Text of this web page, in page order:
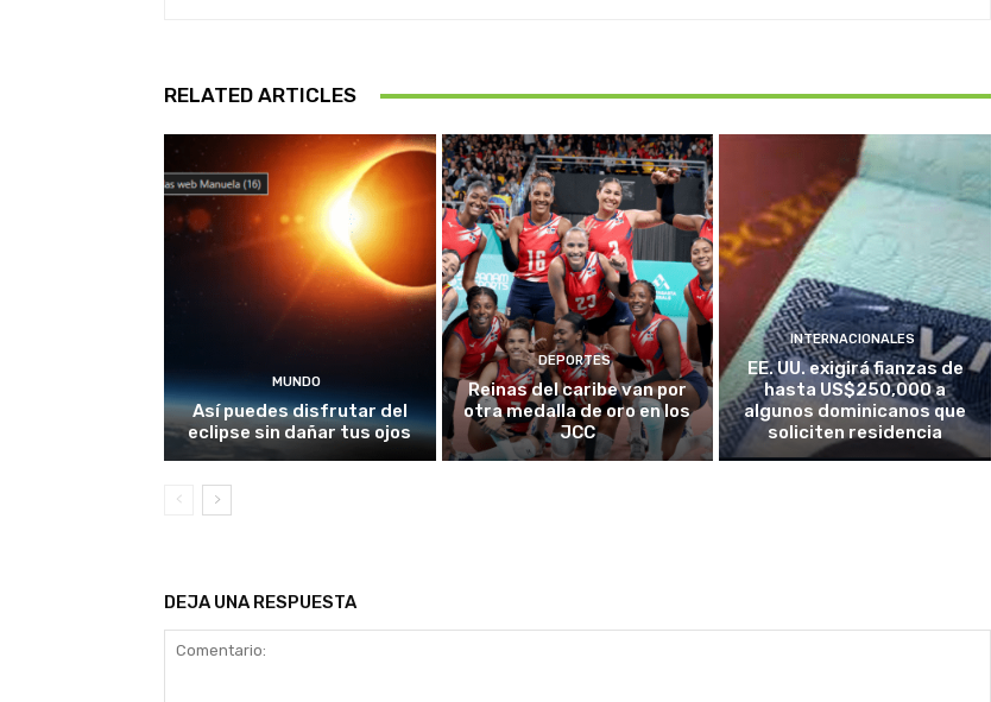
RELATED ARTICLES
MUNDO
Así puedes disfrutar del
eclipse sin dañar tus ojos
DEPORTES
Reinas del caribe van por
otra medalla de oro en los
JCC
INTERNACIONALES
EE. UU. exigirá fianzas de
hasta US$250,000 a
algunos dominicanos que
soliciten residencia
DEJA UNA RESPUESTA